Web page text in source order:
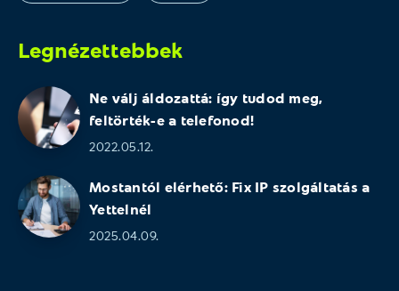
Legnézettebbek
Ne válj áldozattá: így tudod meg,
feltörték-e a telefonod!
2022.05.12.
Mostantól elérhető: Fix IP szolgáltatás a
Yettelnél
2025.04.09.